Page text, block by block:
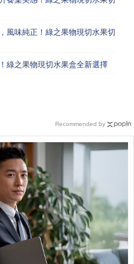
風味純正！綠之果物現切水果切
綠之果物現切水果盒全新選擇
Recommended by